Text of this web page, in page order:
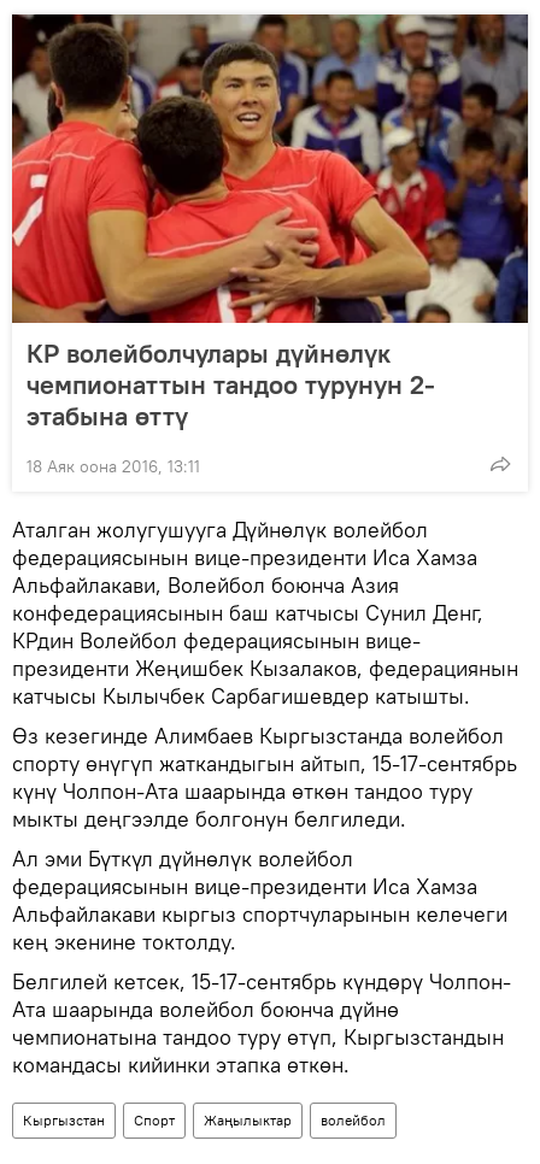
КР волейболчулары дүйнөлүк
чемпионаттын тандоо турунун 2-
этабына өттү
18 Аяк оона 2016, 13:11
Аталган жолугушууга Дүйнөлүк волейбол
федерациясынын вице-президенти Иса Хамза
Альфайлакави, Волейбол боюнча Азия
конфедерациясынын баш катчысы Сунил Денг,
КРдин Волейбол федерациясынын вице-
президенти Жеңишбек Кызалаков, федерациянын
катчысы Кылычбек Сарбагишевдер катышты.
Өз кезегинде Алимбаев Кыргызстанда волейбол
спорту өнүгүп жаткандыгын айтып, 15-17-сентябрь
күнү Чолпон-Ата шаарында өткөн тандоо туру
мыкты деңгээлде болгонун белгиледи.
Ал эми Бүткүл дүйнөлүк волейбол
федерациясынын вице-президенти Иса Хамза
Альфайлакави кыргыз спортчуларынын келечеги
кең экенине токтолду.
Белгилей кетсек, 15-17-сентябрь күндөрү Чолпон-
Ата шаарында волейбол боюнча дүйнө
чемпионатына тандоо туру өтүп, Кыргызстандын
командасы кийинки этапка өткөн.
Кыргызстан Спорт Жаңылыктар волейбол